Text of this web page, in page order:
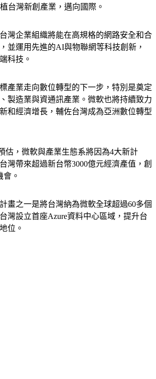
台灣新創產業，邁向國際。
灣企業組織將能在高規格的網路安全和合
並運用先進的AI與物聯網等科技創新，
科技。
產業走向數位轉型的下一步，特別是奠定
製造業與資通訊產業。微軟也將持續致力
和經濟增長，輔佐台灣成為亞洲數位轉型
估，微軟與產業生態系將因為4大新計
灣帶來超過新台幣3000億元經濟產值，創
。
畫之一是將台灣納為微軟全球超過60多個
灣設立首座Azure資料中心區域，提升台
位。